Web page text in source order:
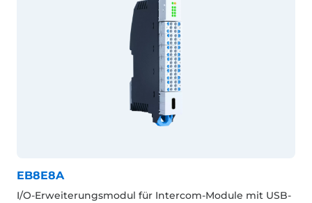
EB8E8A
I/O-Erweiterungsmodul für Intercom-Module mit USB-